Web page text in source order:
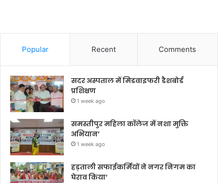
Popular Recent Comments
सदर अस्पताल में मिडवाइफरी डैशबोर्ड
प्रशिक्षण
1 week ago
समस्तीपुर महिला कॉलेज में नशा मुक्ति
अभियान’
1 week ago
हड़ताली सफाईकर्मियों ने नगर निगम का
घेराव किया’